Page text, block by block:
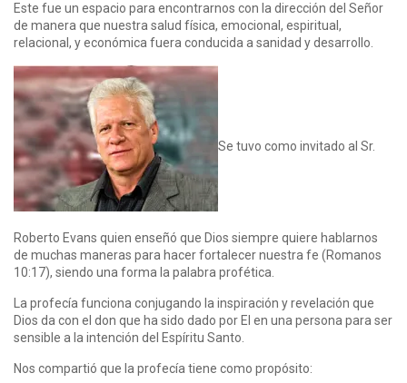
Este fue un espacio para encontrarnos con la dirección del Señor
de manera que nuestra salud física, emocional, espiritual,
relacional, y económica fuera conducida a sanidad y desarrollo.
Se tuvo como invitado al Sr.
Roberto Evans quien enseñó que Dios siempre quiere hablarnos
de muchas maneras para hacer fortalecer nuestra fe (Romanos
10:17), siendo una forma la palabra profética.
La profecía funciona conjugando la inspiración y revelación que
Dios da con el don que ha sido dado por El en una persona para ser
sensible a la intención del Espíritu Santo.
Nos compartió que la profecía tiene como propósito: